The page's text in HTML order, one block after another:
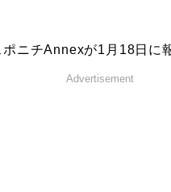
ニチAnnexが1月18日に
Advertisement